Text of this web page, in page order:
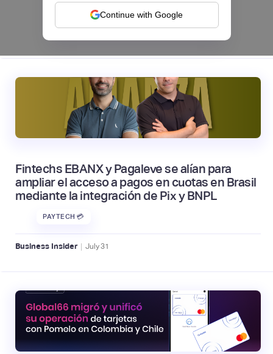
Continue with Google
NEOBANCOS 📲
Fintechs EBANX y Pagaleve se alían para
ampliar el acceso a pagos en cuotas en Brasil
mediante la integración de Pix y BNPL
PAYTECH 💳
Business Insider | July31